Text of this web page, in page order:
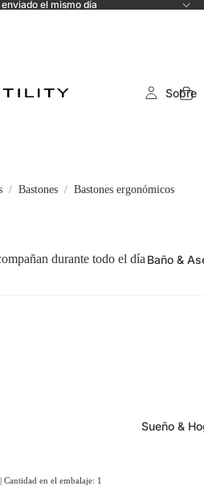
el mismo día
Sobre
Baño &
Sueño &
Bastones
Bastones ergonómicos
durante todo el día
en el embalaje: 1